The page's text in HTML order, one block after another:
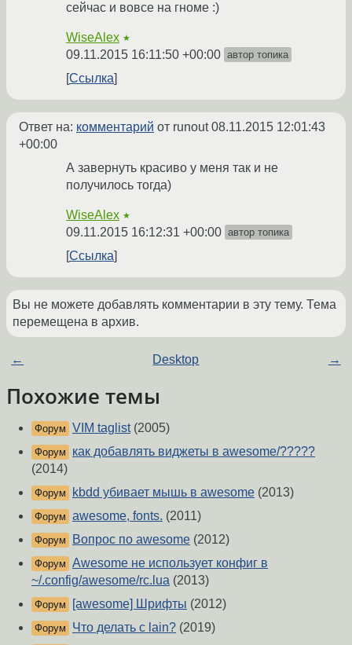
сейчас и вовсе на гноме :)
WiseAlex ★
09.11.2015 16:11:50 +00:00 автор топика
Ссылка
Ответ на: комментарий от runout08.11.2015 12:01:43
+00:00
А завернуть красиво у меня так и не
получилось тогда)
WiseAlex ★
09.11.2015 16:12:31 +00:00 автор топика
Ссылка
Вы не можете добавлять комментарии в эту тему. Тема
перемещена в архив.
← Desktop →
Похожие темы
Форум VIM taglist(2005)
Форум
как добавлять виджеты в awesome/?????
(2014)
Форум kbdd убивает мышь в awesome (2013)
Форум awesome, fonts. (2011)
Форум Вопрос по awesome (2012)
Форум Awesome не использует конфиг в
~/.config/awesome/rc.lua (2013)
Форум [awesome] Шрифты (2012)
Форум Что делать с lain? (2019)